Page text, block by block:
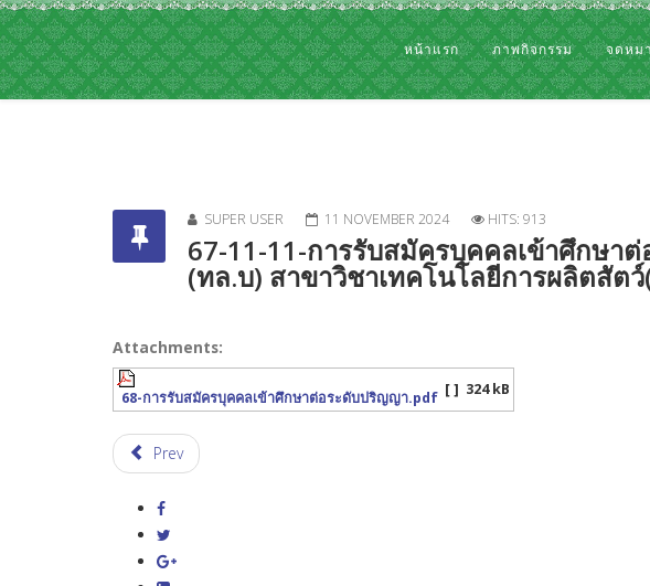
หน้าแรก ภาพกิจกรรม จดหม
SUPER USER 11 NOVEMBER 2024 HITS: 913
67-11-11-การรับสมัครบุคคลเข้าศึกษ
(ทล.บ) สาขาวิชาเทคโนโลยีการผลิตสัต
Attachments:
68-การรับสมัครบุคคลเข้าศึกษาต่อระดับปริญญา.pdf [ ] 324 kB
Prev